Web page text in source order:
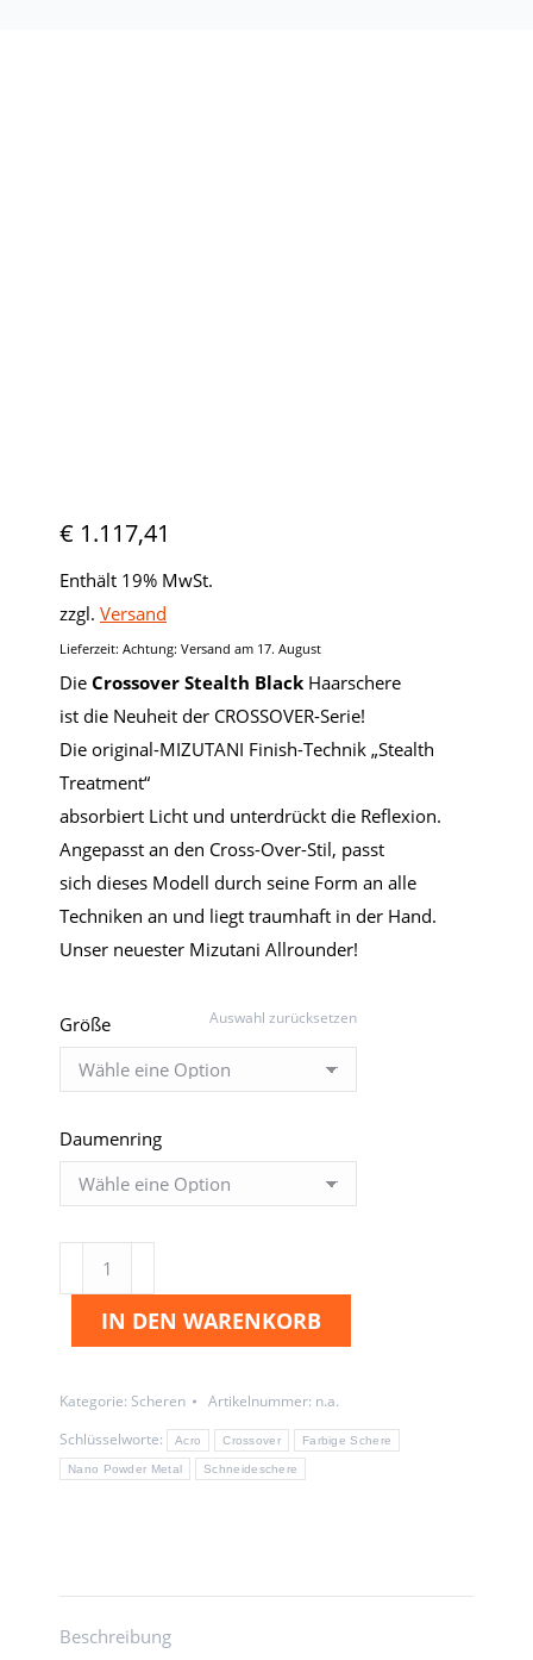
€ 1.117,41
Enthält 19% MwSt.
zzgl. Versand
Lieferzeit: Achtung: Versand am 17. August
Die Crossover Stealth Black Haarschere
ist die Neuheit der CROSSOVER-Serie!
Die original-MIZUTANI Finish-Technik „Stealth
Treatment“
absorbiert Licht und unterdrückt die Reflexion.
Angepasst an den Cross-Over-Stil, passt
sich dieses Modell durch seine Form an alle
Techniken an und liegt traumhaft in der Hand.
Unser neuester Mizutani Allrounder!
Größe
Daumenring
Auswahl zurücksetzen
Crossover
Stealth
Friseurschere
IN DEN WARENKORB
Kategorie: Scheren Artikelnummer: n.a.
Schlüsselworte:
Acro Crossover Farbige Schere
Nano Powder Metal Schneideschere
Beschreibung